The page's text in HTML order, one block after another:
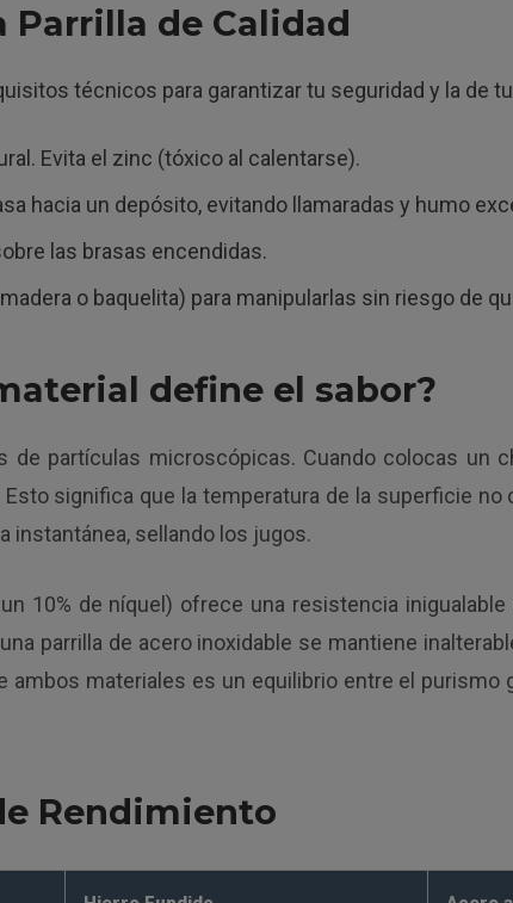
Parrilla de Calidad
técnicos para garantizar tu seguridad y la de
Evita el zinc (tóxico al calentarse).
hacia un depósito, evitando llamaradas y humo
las brasas encendidas.
o baquelita) para manipularlas sin riesgo de
define el sabor?
partículas microscópicas. Cuando colocas un
significa que la temperatura de la superficie
instantánea, sellando los jugos.
10% de níquel) ofrece una resistencia
parrilla de acero inoxidable se mantiene
materiales es un equilibrio entre el purismo
Rendimiento